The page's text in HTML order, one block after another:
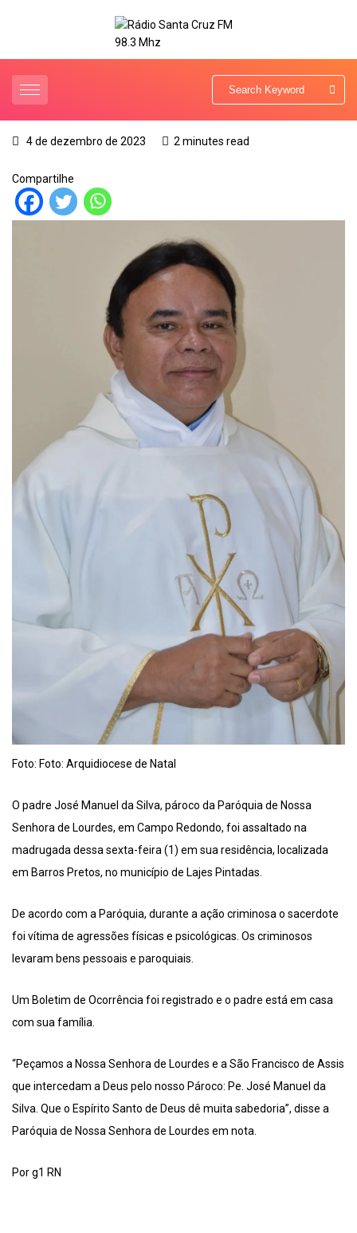
4 de dezembro de 2023 2 minutes read
Compartilhe
Foto: Foto: Arquidiocese de Natal
O padre José Manuel da Silva, pároco da Paróquia de Nossa
Senhora de Lourdes, em Campo Redondo, foi assaltado na
madrugada dessa sexta-feira (1) em sua residência, localizada
em Barros Pretos, no município de Lajes Pintadas.
De acordo com a Paróquia, durante a ação criminosa o sacerdote
foi vítima de agressões físicas e psicológicas. Os criminosos
levaram bens pessoais e paroquiais.
Um Boletim de Ocorrência foi registrado e o padre está em casa
com sua família.
“Peçamos a Nossa Senhora de Lourdes e a São Francisco de Assis
que intercedam a Deus pelo nosso Pároco: Pe. José Manuel da
Silva. Que o Espírito Santo de Deus dê muita sabedoria”, disse a
Paróquia de Nossa Senhora de Lourdes em nota.
Por g1 RN